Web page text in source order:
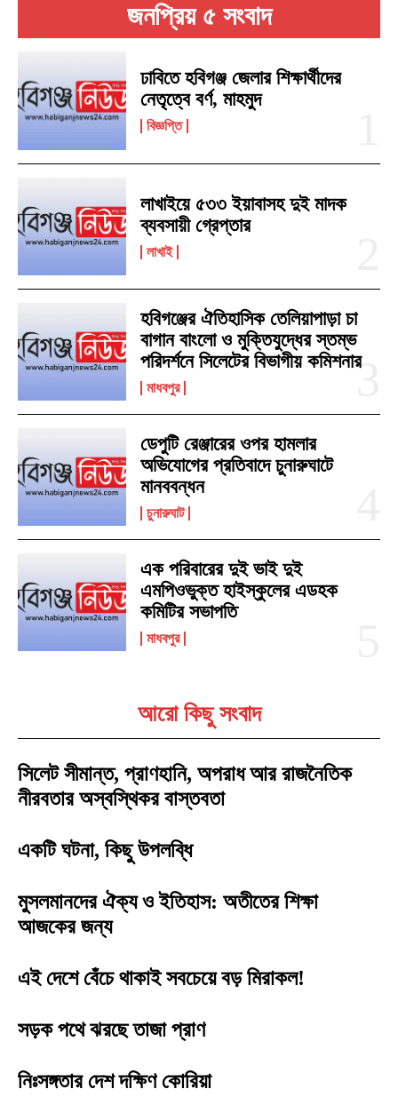
জনপ্রিয় ৫ সংবাদ
ঢাবিতে হবিগঞ্জ জেলার শিক্ষার্থীদের
নেতৃত্বে বর্ণ, মাহমুদ
বিজ্ঞপ্তি
লাখাইয়ে ৫৩৩ ইয়াবাসহ দুই মাদক
ব্যবসায়ী গ্রেপ্তার
লাখাই
হবিগঞ্জের ঐতিহাসিক তেলিয়াপাড়া চা
বাগান বাংলো ও মুক্তিযুদ্ধের স্তম্ভ
পরিদর্শনে সিলেটের বিভাগীয় কমিশনার
মাধবপুর
ডেপুটি রেঞ্জারের ওপর হামলার
অভিযোগের প্রতিবাদে চুনারুঘাটে
মানববন্ধন
চুনারুঘাট
এক পরিবারের দুই ভাই দুই
এমপিওভুক্ত হাইস্কুলের এডহক
কমিটির সভাপতি
মাধবপুর
আরো কিছু সংবাদ
সিলেট সীমান্ত, প্রাণহানি, অপরাধ আর রাজনৈতিক
নীরবতার অস্বস্থিকর বাস্তবতা
একটি ঘটনা, কিছু উপলব্ধি
মুসলমানদের ঐক্য ও ইতিহাস: অতীতের শিক্ষা
আজকের জন্য
এই দেশে বেঁচে থাকাই সবচেয়ে বড় মিরাকল!
সড়ক পথে ঝরছে তাজা প্রাণ
নিঃসঙ্গতার দেশ দক্ষিণ কোরিয়া